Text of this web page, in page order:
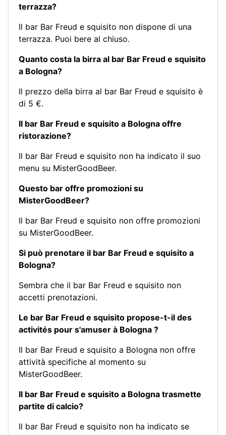
terrazza?
Il bar Bar Freud e squisito non dispone di una
terrazza. Puoi bere al chiuso.
Quanto costa la birra al bar Bar Freud e squisito
a Bologna?
Il prezzo della birra al bar Bar Freud e squisito è
di 5 €.
Il bar Bar Freud e squisito a Bologna offre
ristorazione?
Il bar Bar Freud e squisito non ha indicato il suo
menu su MisterGoodBeer.
Questo bar offre promozioni su
MisterGoodBeer?
Il bar Bar Freud e squisito non offre promozioni
su MisterGoodBeer.
Si può prenotare il bar Bar Freud e squisito a
Bologna?
Sembra che il bar Bar Freud e squisito non
accetti prenotazioni.
Le bar Bar Freud e squisito propose-t-il des
activités pour s'amuser à Bologna ?
Il bar Bar Freud e squisito a Bologna non offre
attività specifiche al momento su
MisterGoodBeer.
Il bar Bar Freud e squisito a Bologna trasmette
partite di calcio?
Il bar Bar Freud e squisito non ha indicato se